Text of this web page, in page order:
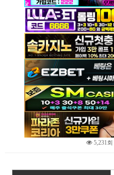
5,231회